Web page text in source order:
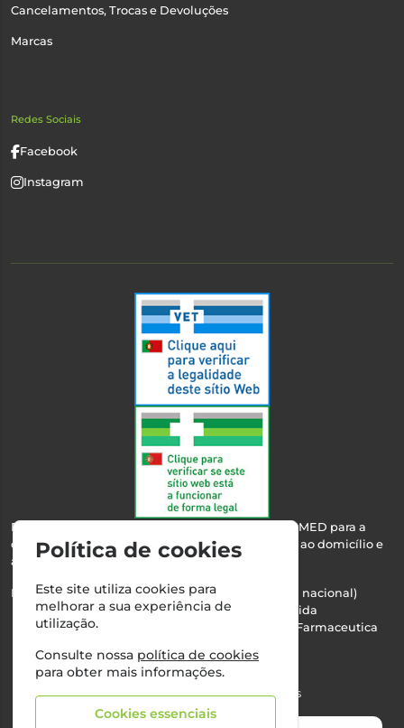
Cancelamentos, Trocas e Devoluções
Marcas
Redes Sociais
Facebook
Instagram
Esta farmácia encontra-se autorizada pelo INFARMED para a
dispensa de medicamentos e produtos de saúde ao domicílio e
através da internet.
Nº Infarmed: 21 798 7100 (chamada para rede fixa nacional)
Direção Técnica:Maria Teresa Almeida
NIPC:510103669 | Teresa Almeida - Sociedade Farmaceutica
Alvará nº:2994
©2026 Todos os direitos reservados
Política de cookies
Este site utiliza cookies para
melhorar a sua experiência de
utilização.
Consulte nossa política de cookies
para obter mais informações.
Cookies essenciais